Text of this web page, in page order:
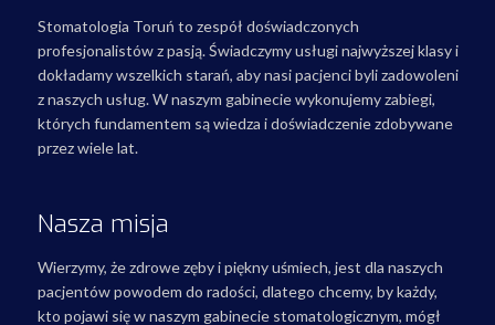
Stomatologia Toruń to zespół doświadczonych
profesjonalistów z pasją. Świadczymy usługi najwyższej klasy i
dokładamy wszelkich starań, aby nasi pacjenci byli zadowoleni
z naszych usług. W naszym gabinecie wykonujemy zabiegi,
których fundamentem są wiedza i doświadczenie zdobywane
przez wiele lat.
Nasza misja
Wierzymy, że zdrowe zęby i piękny uśmiech, jest dla naszych
pacjentów powodem do radości, dlatego chcemy, by każdy,
kto pojawi się w naszym gabinecie stomatologicznym, mógł